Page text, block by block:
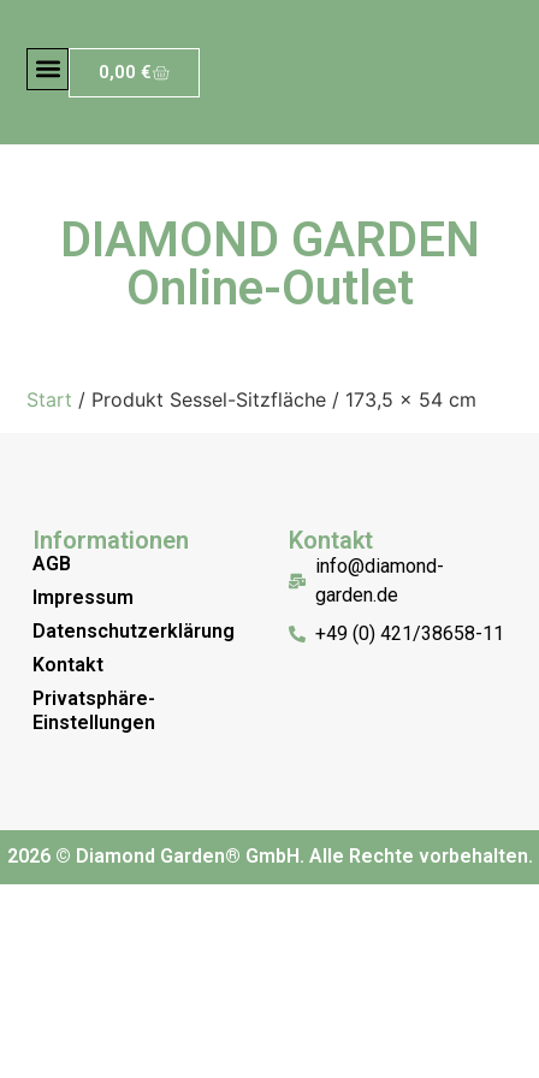
0,00€
DIAMOND GARDEN
Online-Outlet
Start / Produkt Sessel-Sitzfläche / 173,5 x 54 cm
Informationen
AGB
Impressum
Datenschutzerklärung
Kontakt
Privatsphäre-
Einstellungen
Kontakt
info@diamond-
garden.de
+49 (0) 421/38658-11
2026 © Diamond Garden® GmbH. Alle Rechte vorbehalten.